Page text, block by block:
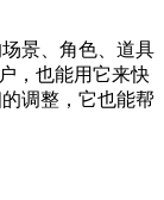
景、角色、道具
，也能用它来快
调整，它也能帮